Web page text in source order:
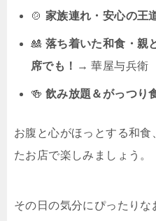
🍲 家族連れ・安心の王
🎎 落ち着いた和食・親
席でも！ → 華屋与兵衛
🍻 飲み放題＆がっつり
お腹と心がほっとする和
たお店で楽しみましょう。
その日の気分にぴったりな